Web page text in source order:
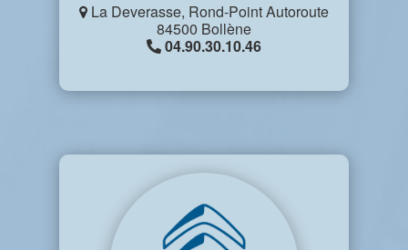
La Deverasse, Rond-Point Autoroute
84500 Bollène
04.90.30.10.46